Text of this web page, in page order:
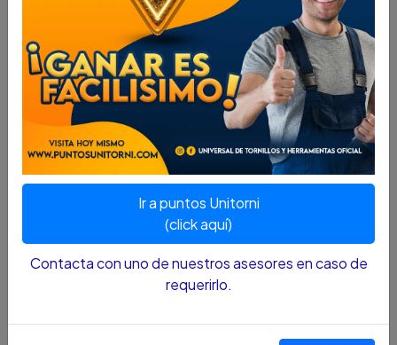
Cotízalo
HP TC5418
Ir a puntos Unitorni
(click aquí)
Contacta con uno de nuestros asesores en caso de
requerirlo.